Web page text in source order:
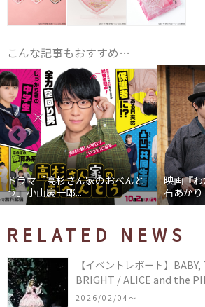
こんな記事もおすすめ…
ドラマ「高杉さん家のおべんと
う」小山慶一郎...
映画『
石あかり
RELATED NEWS
【イベントレポート】
BRIGHT / ALICE and the
COLLECTION in TOKYO
2026/02/04〜